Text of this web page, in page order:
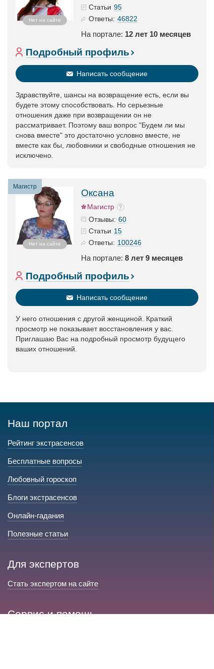
Нет на сайте
Статьи 95
Ответы: 46822
На портале: 12 лет 10 месяцев
Подробный профиль
Написать сообщение
Здравствуйте, шансы на возвращение есть, если вы
будете этому способствовать. Но серьезные
отношения даже при возвращении он не
рассматривает. Поэтому ваш вопрос "Будем ли мы
снова вместе" это достаточно условно вместе, не
вместе как бы, любовники и свободные отношения не
исключено.
Магистр
Нет на сайте
Оксана
Магистр
Отзывы: 60
Статьи 15
Ответы: 100246
На портале: 8 лет 9 месяцев
Подробный профиль
Написать сообщение
У него отношения с другой женщиной. Краткий
просмотр не показывает восстановления у вас.
Приглашаю Вас на подробный просмотр будущего
ваших отношений.
Наш портал
Рейтинг экстрасенсов
Бесплатные вопросы
Любовный гороскоп
Блоги экстрасенсов
Онлайн-гадания
Полезные статьи
Для экспертов
Стать экспертом на сайте
Сервис и помощь